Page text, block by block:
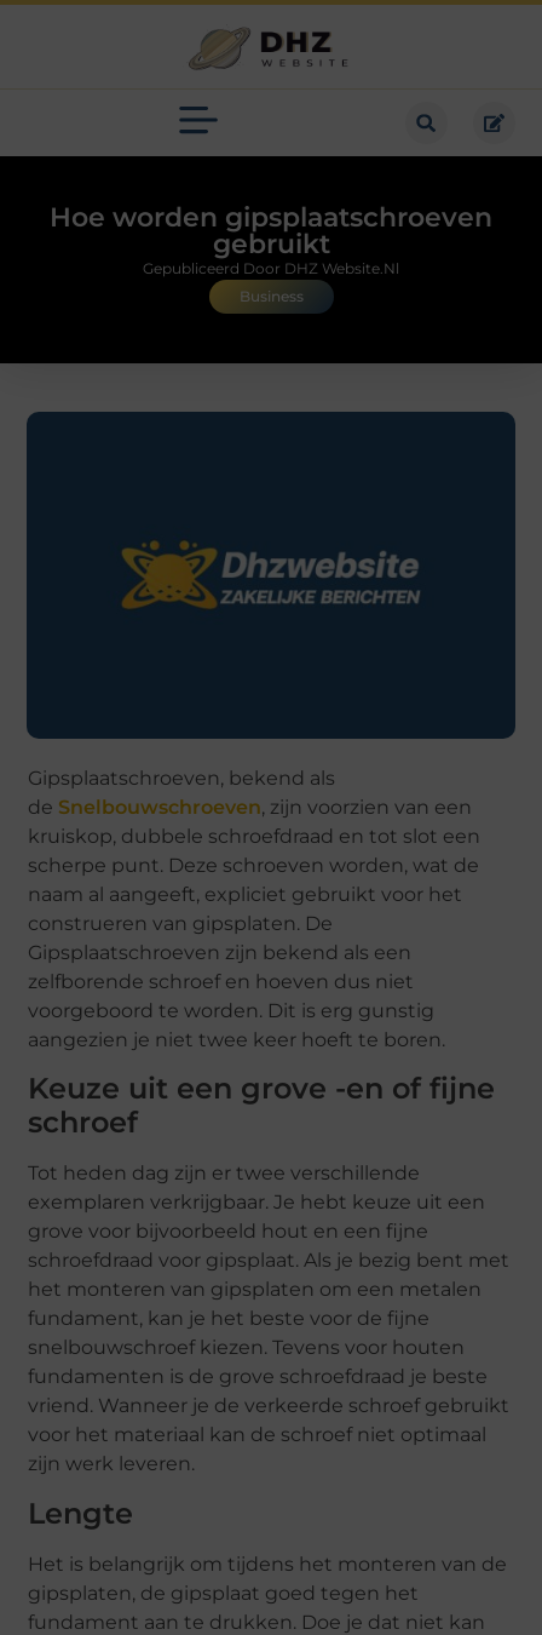
Hoe worden gipsplaatschroeven
gebruikt
Business
Gepubliceerd Door DHZ Website.nl
Gipsplaatschroeven, bekend als
de Snelbouwschroeven, zijn voorzien van een
kruiskop, dubbele schroefdraad en tot slot een
scherpe punt. Deze schroeven worden, wat de
naam al aangeeft, expliciet gebruikt voor het
construeren van gipsplaten. De
Gipsplaatschroeven zijn bekend als een
zelfborende schroef en hoeven dus niet
voorgeboord te worden. Dit is erg gunstig
aangezien je niet twee keer hoeft te boren.
Keuze uit een grove -en of fijne
schroef
Tot heden dag zijn er twee verschillende
exemplaren verkrijgbaar. Je hebt keuze uit een
grove voor bijvoorbeeld hout en een fijne
schroefdraad voor gipsplaat. Als je bezig bent met
het monteren van gipsplaten om een metalen
fundament, kan je het beste voor de fijne
snelbouwschroef kiezen. Tevens voor houten
fundamenten is de grove schroefdraad je beste
vriend. Wanneer je de verkeerde schroef gebruikt
voor het materiaal kan de schroef niet optimaal
zijn werk leveren.
Lengte
Het is belangrijk om tijdens het monteren van de
gipsplaten, de gipsplaat goed tegen het
fundament aan te drukken. Doe je dat niet kan